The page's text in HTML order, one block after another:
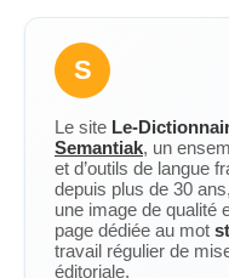
S
Le site Le-
Semantiak, un
et d’outils de langue
depuis plus de 30
une image de qualité
page dédiée au mot
travail régulier de
éditoriale.